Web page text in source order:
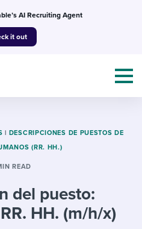
AI Recruiting Agent
it out
& Guides
jobseeker
| DESCRIPCIONES DE PUESTOS DE
(RR. HH.)
READ
del puesto:
HH. (m/h/x)